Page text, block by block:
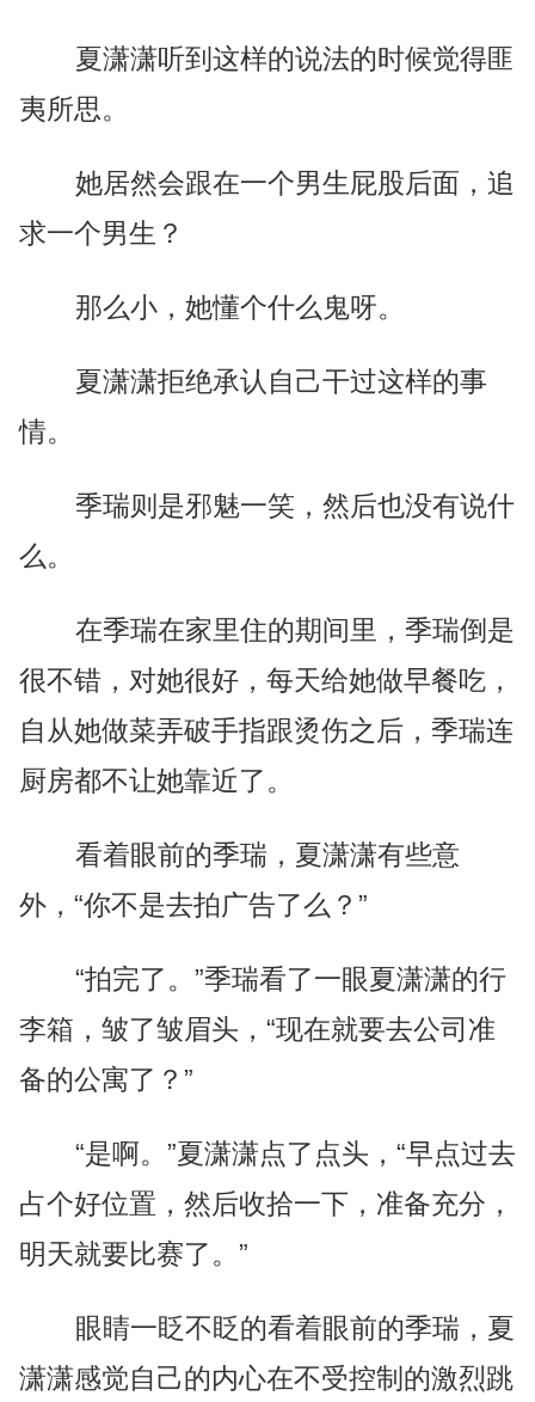
夏潇潇听到这样的说法的时候觉得匪
夷所思。
她居然会跟在一个男生屁股后面，追
求一个男生？
那么小，她懂个什么鬼呀。
夏潇潇拒绝承认自己干过这样的事
情。
季瑞则是邪魅一笑，然后也没有说什
么。
在季瑞在家里住的期间里，季瑞倒是
很不错，对她很好，每天给她做早餐吃，
自从她做菜弄破手指跟烫伤之后，季瑞连
厨房都不让她靠近了。
看着眼前的季瑞，夏潇潇有些意
外，“你不是去拍广告了么？”
“拍完了。”季瑞看了一眼夏潇潇的行
李箱，皱了皱眉头，“现在就要去公司准
备的公寓了？”
“是啊。”夏潇潇点了点头，“早点过去
占个好位置，然后收拾一下，准备充分，
明天就要比赛了。”
眼睛一眨不眨的看着眼前的季瑞，夏
潇潇感觉自己的内心在不受控制的激烈跳